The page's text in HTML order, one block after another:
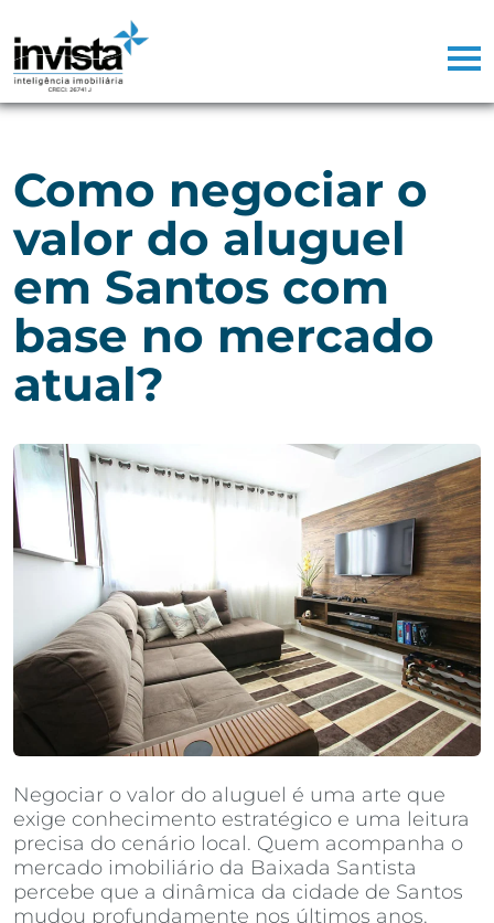
Como negociar o
valor do aluguel
em Santos com
base no mercado
atual?
Negociar o valor do aluguel é uma arte que
exige conhecimento estratégico e uma leitura
precisa do cenário local. Quem acompanha o
mercado imobiliário da Baixada Santista
percebe que a dinâmica da cidade de Santos
mudou profundamente nos últimos anos.